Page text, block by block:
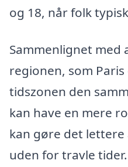
og 18, når folk
Sammenlignet med
regionen, som
tidszonen den
kan have en mere
kan gøre det
uden for travle tider.